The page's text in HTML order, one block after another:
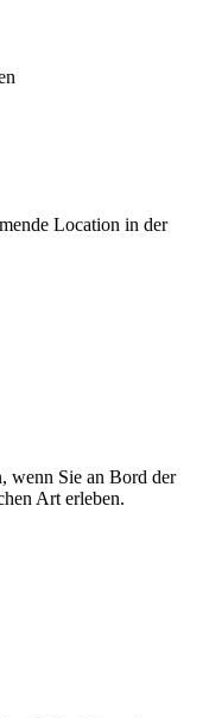
Location in der
wenn Sie an Bord der
Art erleben.